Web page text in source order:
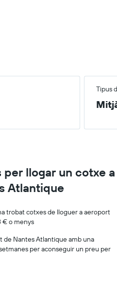
Tipus
per llogar un cotxe a
Atlantique
trobat cotxes de lloguer a aeroport
€ o menys
de Nantes Atlantique amb una
per aconseguir un preu per